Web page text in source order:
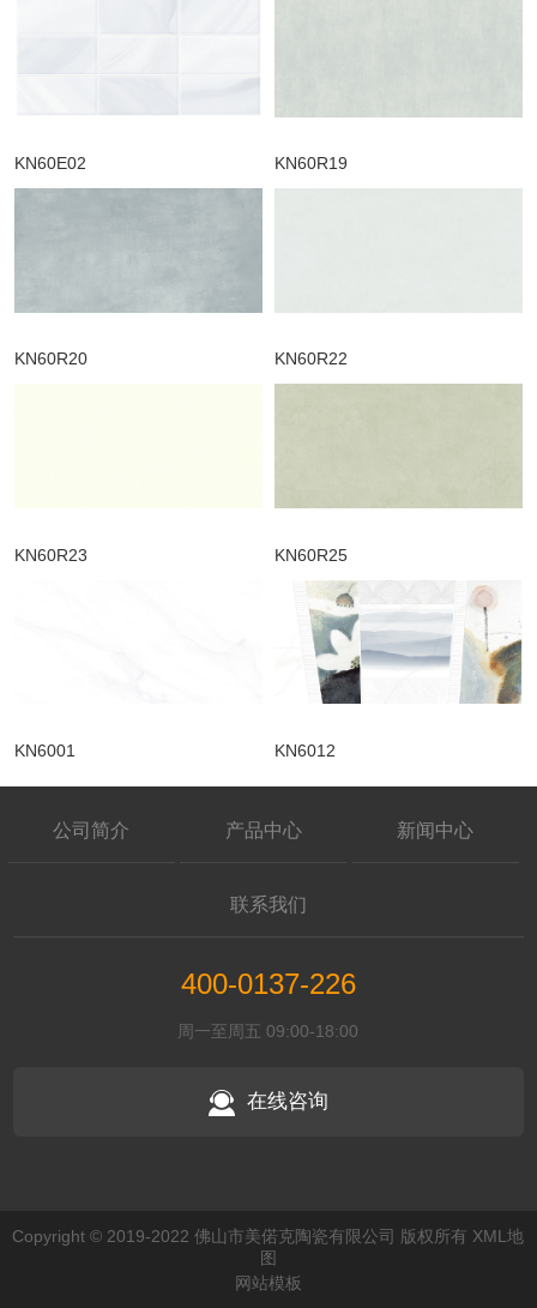
KN60E02 KN60R19
KN60R20 KN60R22
KN60R23 KN60R25
KN6001 KN6012
公司简介 产品中心 新闻中心
联系我们
400-0137-226
周一至周五 09:00-18:00
在线咨询
Copyright © 2019-2022 佛山市美偌克陶瓷有限公司 版权所有 XML地
图
网站模板